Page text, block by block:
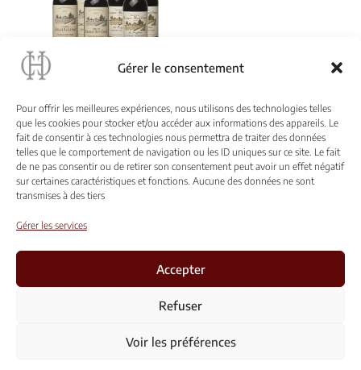
Gérer le consentement
Pour offrir les meilleures expériences, nous utilisons des technologies telles
que les cookies pour stocker et/ou accéder aux informations des appareils. Le
fait de consentir à ces technologies nous permettra de traiter des données
telles que le comportement de navigation ou les ID uniques sur ce site. Le fait
de ne pas consentir ou de retirer son consentement peut avoir un effet négatif
sur certaines caractéristiques et fonctions. Aucune des données ne sont
transmises à des tiers
Gérer les services
Accepter
Refuser
Voir les préférences
VERTICALE
« TRADITION » 2008 –
2009 – 2011 – 2012 –
2015 – 2016
102,00€
Conditions générales de vente et d’utilisation